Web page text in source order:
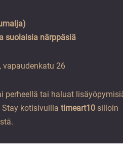
suolaisia närppäsiä
26
perheellä tai haluat
Stay kotisivuilla timeart10 silloin